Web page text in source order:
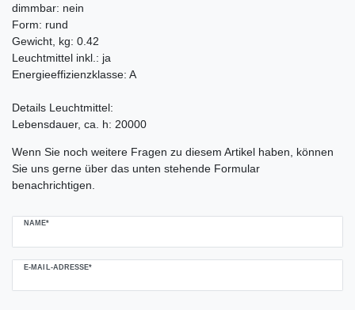
dimmbar: nein
Form: rund
Gewicht, kg: 0.42
Leuchtmittel inkl.: ja
Energieeffizienzklasse: A
Details Leuchtmittel:
Lebensdauer, ca. h: 20000
Wenn Sie noch weitere Fragen zu diesem Artikel haben, können
Sie uns gerne über das unten stehende Formular
benachrichtigen.
NAME*
E-MAIL-ADRESSE*